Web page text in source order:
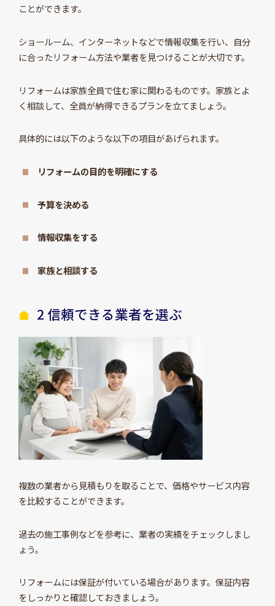
ことができます。
ショールーム、インターネットなどで情報収集を行い、自分
に合ったリフォーム方法や業者を見つけることが大切です。
リフォームは家族全員で住む家に関わるものです。家族とよ
く相談して、全員が納得できるプランを立てましょう。
具体的には以下のような以下の項目があげられます。
リフォームの目的を明確にする
予算を決める
情報収集をする
家族と相談する
2 信頼できる業者を選ぶ
複数の業者から見積もりを取ることで、価格やサービス内容
を比較することができます。
過去の施工事例などを参考に、業者の実績をチェックしまし
ょう。
リフォームには保証が付いている場合があります。保証内容
をしっかりと確認しておきましょう。